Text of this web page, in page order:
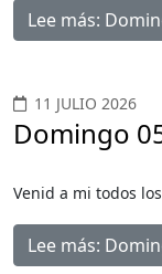
Lee más:
11 JULIO 2026
Domingo
Venid a mi todos
Lee más: